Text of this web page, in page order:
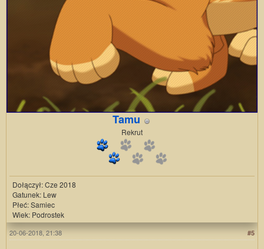
Tamu
Rekrut
Dołączył: Cze 2018
Gatunek: Lew
Płeć: Samiec
Wiek: Podrostek
#5
20-06-2018, 21:38